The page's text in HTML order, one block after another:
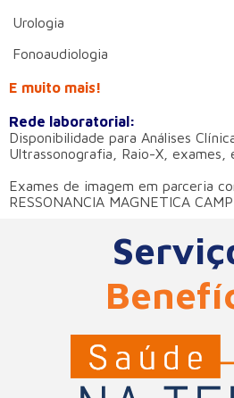
Urologia
Fonoaudiologia
E muito mais!
Rede laboratorial:
Disponibilidade para Análises
Ultrassonografia, Raio-X, exames,
Exames de imagem em parceria
RESSONANCIA MAGNETICA